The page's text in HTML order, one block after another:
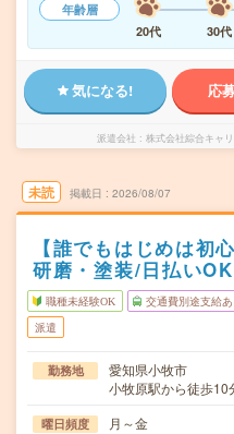
年齢層
20代
30代
気になる! 応
派遣会社 株式会社綜合キャ
未読 掲載日 2026/08/07
【誰でもはじめは初
研磨・塗装/日払いOK
職種未経験OK 交通費別途支給あ
派遣
勤務地
愛知県小牧市
小牧原駅から徒歩10
曜日頻度 月～金